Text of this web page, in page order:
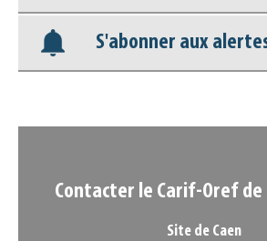
Appels à projets
S'abonner aux
Contacter le Carif-Oref de
Site de Caen